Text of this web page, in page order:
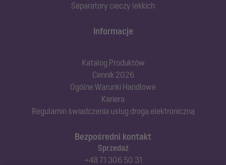
Separatory cieczy lekkich
Bezpośredni kontakt
Sprzedaż
+48 71 306 50 31
Informacje
Katalog Produktów
Cennik 2026
Ogólne Warunki Handlowe
Kariera
Regulamin świadczenia usług drogą elektroniczną